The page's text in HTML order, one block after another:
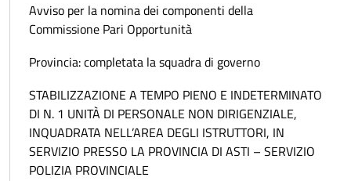
Avviso per la nomina dei componenti della
Commissione Pari Opportunità
Provincia: completata la squadra di governo
STABILIZZAZIONE A TEMPO PIENO E INDETERMINATO
DI N. 1 UNITÀ DI PERSONALE NON DIRIGENZIALE,
INQUADRATA NELL’AREA DEGLI ISTRUTTORI, IN
SERVIZIO PRESSO LA PROVINCIA DI ASTI – SERVIZIO
POLIZIA PROVINCIALE